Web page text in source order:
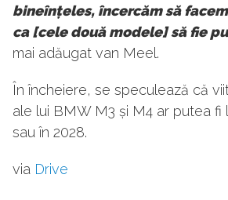
bineînțeles, încercăm să
ca [cele două modele] să fie
mai adăugat van Meel.
În încheiere, se speculează că
ale lui BMW M3 și M4 ar putea fi
sau în 2028.
via Drive